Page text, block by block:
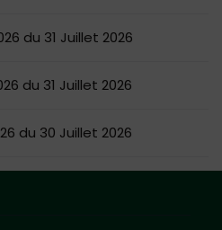
du 31 Juillet 2026
du 31 Juillet 2026
du 30 Juillet 2026